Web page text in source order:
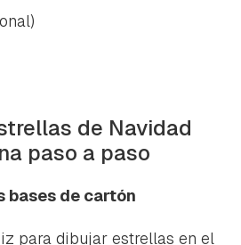
de Navidad
paso a paso
bases de cartón
para dibujar estrellas en el